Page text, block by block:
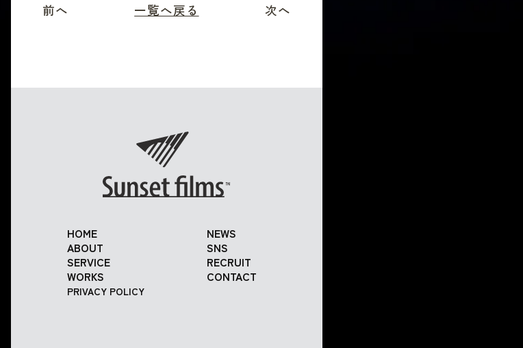
前へ 一覧へ戻る 次へ
HOME
NEWS
ABOUT
SNS
SERVICE
RECRUIT
WORKS
CONTACT
PRIVACY POLICY